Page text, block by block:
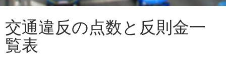
交通違反の点数と反則金一
覧表